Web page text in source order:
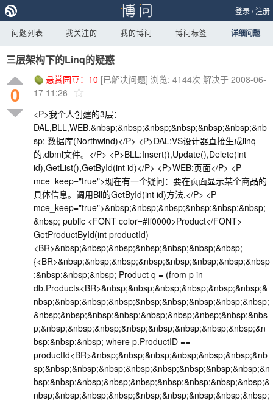
登录/注册
问题列表 我关注的 我的博问 博问标签 详细问题
三层架构下的Linq的疑惑
0
悬赏园豆： 10 [已解决问题] 浏览: 4144次 解决于 2008-06-
17 11:26
<P>我个人创建的3层：
DAL,BLL,WEB.&nbsp;&nbsp;&nbsp;&nbsp;&nbsp;&nbsp;&nb
sp; 数据库(Northwind)</P> <P>DAL:VS设计器直接生成linq
的.dbml文件。</P> <P>BLL:Insert(),Update(),Delete(int
id),GetList(),GetById(int id)</P> <P>WEB:页面</P> <P
mce_keep="true">现在有一个疑问：要在页面显示某个商品的
具体信息。调用Bll的GetById(int id)方法.</P> <P
mce_keep="true">&nbsp;&nbsp;&nbsp;&nbsp;&nbsp;&nbsp;
&nbsp; public <FONT color=#ff0000>Product</FONT>
GetProductById(int productId)
<BR>&nbsp;&nbsp;&nbsp;&nbsp;&nbsp;&nbsp;&nbsp;
{<BR>&nbsp;&nbsp;&nbsp;&nbsp;&nbsp;&nbsp;&nbsp;&nbsp
;&nbsp;&nbsp;&nbsp; Product q = (from p in
db.Products<BR>&nbsp;&nbsp;&nbsp;&nbsp;&nbsp;&nbsp;&
nbsp;&nbsp;&nbsp;&nbsp;&nbsp;&nbsp;&nbsp;&nbsp;&nbsp;
&nbsp;&nbsp;&nbsp;&nbsp;&nbsp;&nbsp;&nbsp;&nbsp;&nbs
p;&nbsp;&nbsp;&nbsp;&nbsp;&nbsp;&nbsp;&nbsp;&nbsp;&n
bsp;&nbsp;&nbsp; where p.ProductID ==
productId<BR>&nbsp;&nbsp;&nbsp;&nbsp;&nbsp;&nbsp;&nb
sp;&nbsp;&nbsp;&nbsp;&nbsp;&nbsp;&nbsp;&nbsp;&nbsp;&n
bsp;&nbsp;&nbsp;&nbsp;&nbsp;&nbsp;&nbsp;&nbsp;&nbsp;&
nbsp;&nbsp;&nbsp;&nbsp;&nbsp;&nbsp;&nbsp;&nbsp;&nbsp;